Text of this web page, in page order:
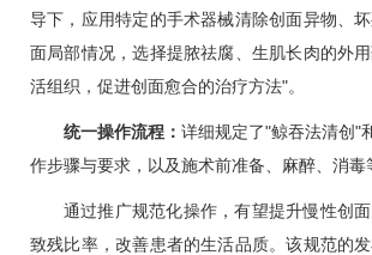
导下，应用特定的手术器械清除创面异物、
面局部情况，选择提脓祛腐、生肌长肉的外
活组织，促进创面愈合的治疗方法"。
统一操作流程： 详细规定了"鲸吞法清创"
作步骤与要求，以及施术前准备、麻醉、消毒
通过推广规范化操作，有望提升慢性创
致残比率，改善患者的生活品质。该规范的